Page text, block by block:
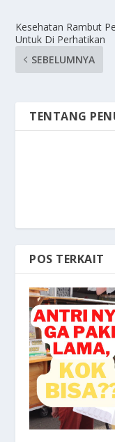
Kesehatan Rambut
Untuk Di Perhatikan
SEBELUMNYA
TENTANG
POS TERKAIT